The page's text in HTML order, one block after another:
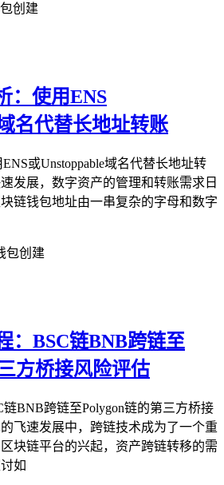
创建
：使用ENS
名代替长地址转账
或Unstoppable域名代替长地址转
发展，数字资产的管理和转账需求日
链钱包地址由一串复杂的字母和数字
包创建
：BSC链BNB跨链至
方桥接风险评估
BNB跨链至Polygon链的第三方桥接
飞速发展中，跨链技术成为了一个重
块链平台的兴起，资产跨链转移的需
如